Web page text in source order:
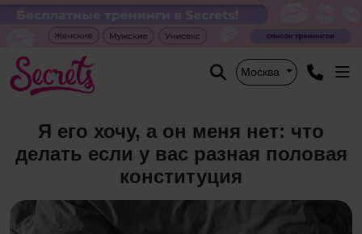
Москва
Я его хочу, а он меня нет: что
делать если у вас разная половая
конституция